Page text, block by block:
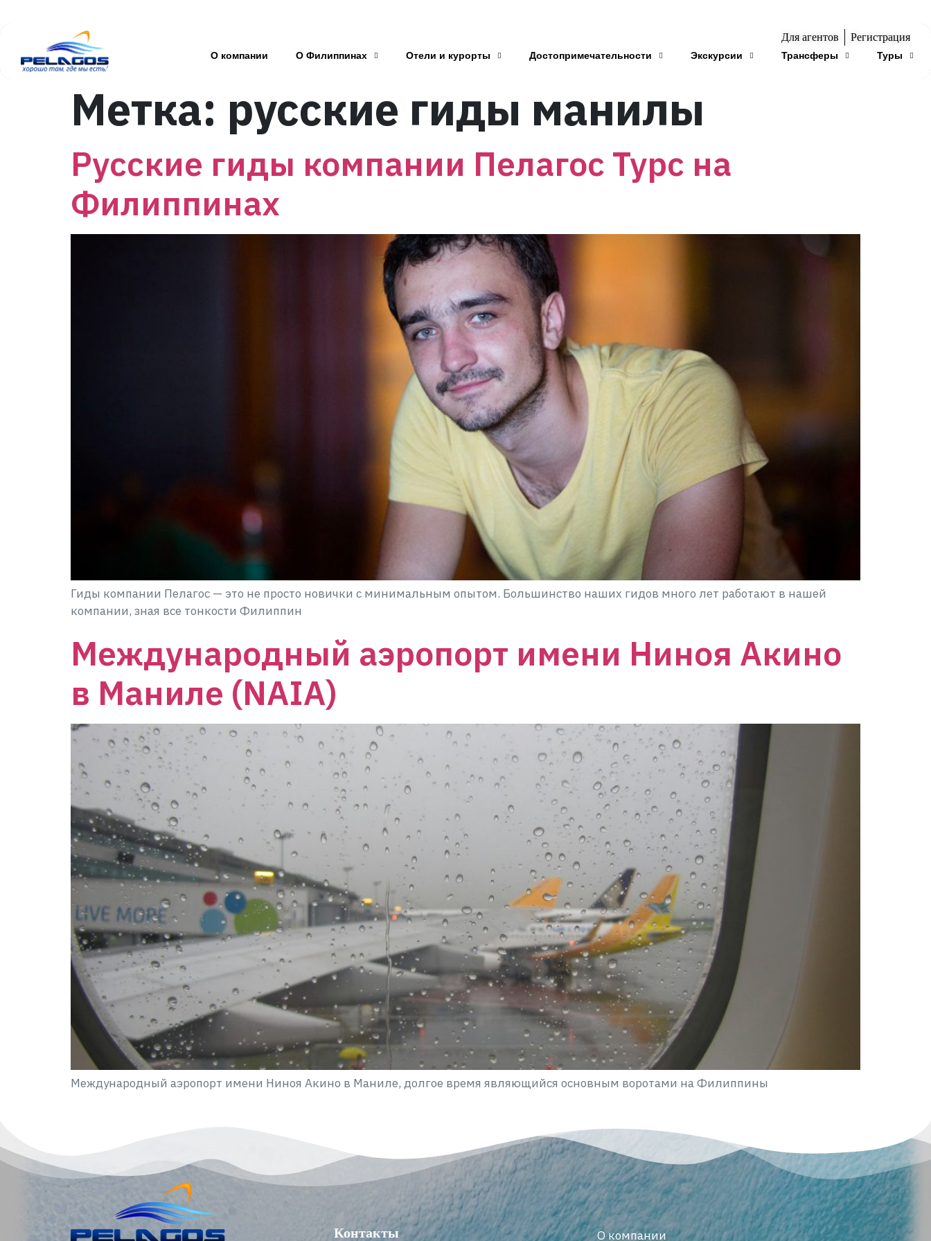
Для агентов Регистрация
О компании О Филиппинах Отели и курорты Достопримечательности Экскурсии Трансферы Туры
Метка: русские гиды манилы
Русские гиды компании Пелагос Турс на
Филиппинах
Гиды компании Пелагос — это не просто новички с минимальным опытом. Большинство наших гидов много лет работают в нашей
компании, зная все тонкости Филиппин
Международный аэропорт имени Ниноя Акино
в Маниле (NAIA)
Международный аэропорт имени Ниноя Акино в Маниле, долгое время являющийся основным воротами на Филиппины
Контакты О компании